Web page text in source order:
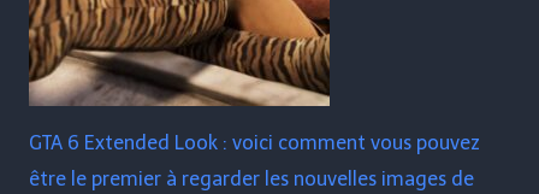
GTA 6 Extended Look : voici comment vous pouvez
être le premier à regarder les nouvelles images de